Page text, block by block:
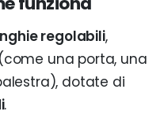
regolabili,
una porta, una
dotate di
.